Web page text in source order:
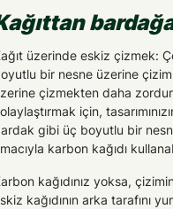
üzerinde eskiz çizmek:
bir nesne üzerine
çizmekten daha
için,
gibi üç boyutlu bir
karbon kağıdı
kağıdınız yoksa,
kağıdının arka tarafını